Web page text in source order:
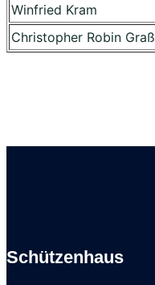
Winfried Kram
Christopher Robin Graß
Schützenhaus